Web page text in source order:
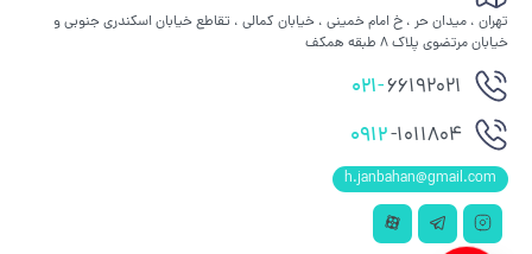
تهران ، میدان حر ، خ امام خمینی ، خیابان کمالی ، تقاطع خیابان اسکندری جنوبی و
خیابان مرتضوی پلاک 8 طبقه همکف
021-66192021
0912-1011804
h.janbahan@gmail.com